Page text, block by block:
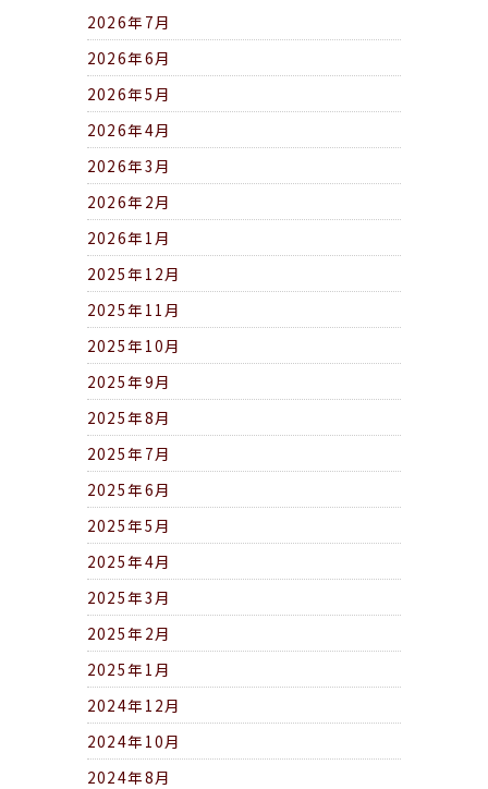
2026年7月
2026年6月
2026年5月
2026年4月
2026年3月
2026年2月
2026年1月
2025年12月
2025年11月
2025年10月
2025年9月
2025年8月
2025年7月
2025年6月
2025年5月
2025年4月
2025年3月
2025年2月
2025年1月
2024年12月
2024年10月
2024年8月